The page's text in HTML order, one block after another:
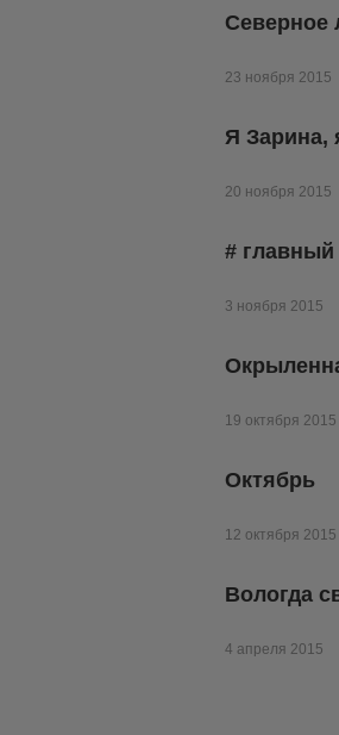
Северное
23 ноября 2015
Я Зарина,
20 ноября 2015
#
3 ноября 2015
19 октября 2015
Октябрь
12 октября 2015
Вологда
4 апреля 2015